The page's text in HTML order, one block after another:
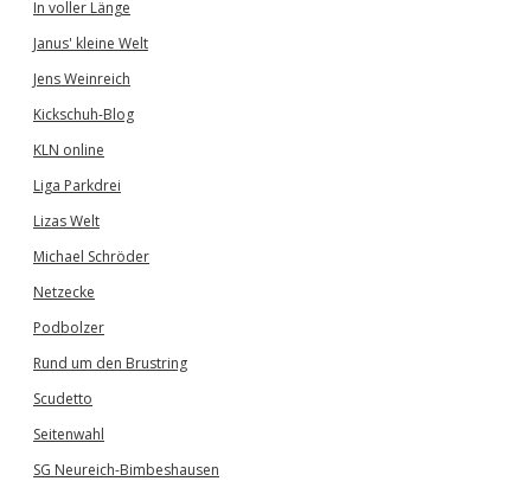
In voller Länge
Janus' kleine Welt
Jens Weinreich
Kickschuh-Blog
KLN online
Liga Parkdrei
Lizas Welt
Michael Schröder
Netzecke
Podbolzer
Rund um den Brustring
Scudetto
Seitenwahl
SG Neureich-Bimbeshausen